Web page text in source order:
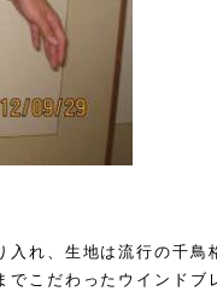
入れ、生地は流行の千鳥
こだわったウインドブ